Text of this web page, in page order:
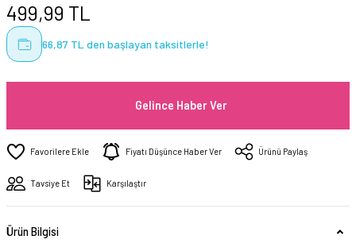
499,99 TL
66,87 TL den başlayan taksitlerle!
Gelince Haber Ver
Fiyatı Düşünce Haber Ver Ürünü Paylaş
Tavsiye Et Karşılaştır
Ürün Bilgisi